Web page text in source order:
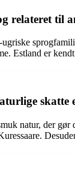
relateret til
Estland er
skatte
natur, der